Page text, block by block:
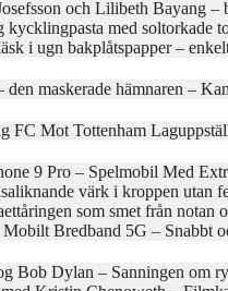
och Lilibeth Bayang –
kycklingpasta med soltorkade
i ugn bakplåtspapper –
den maskerade hämnaren –
FC Mot Tottenham
9 Pro – Spelmobil Med
värk i kroppen utan
som smet från notan
Bredband 5G – Snabbt
Bob Dylan – Sanningen om